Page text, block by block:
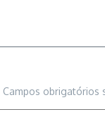
Campos obrigatórios